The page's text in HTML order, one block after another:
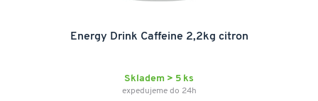
Energy Drink Caffeine 2,2kg citron
Skladem > 5 ks
expedujeme do 24h